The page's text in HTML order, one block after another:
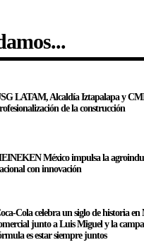
LATAM, Alcaldía Iztapalapa y
de la construcción
México impulsa la
con innovación
Cola celebra un siglo de historia en
junto a Luis Miguel y la
es estar siempre juntos